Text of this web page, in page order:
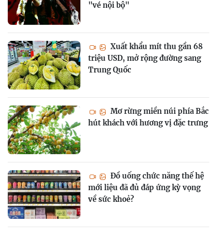
"vé nội bộ"
Xuất khẩu mít thu gần 68
triệu USD, mở rộng đường sang
Trung Quốc
Mơ rừng miền núi phía Bắc
hút khách với hương vị đặc trưng
Đồ uống chức năng thế hệ
mới liệu đã đủ đáp ứng kỳ vọng
về sức khoẻ?